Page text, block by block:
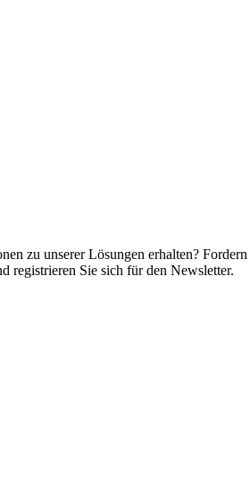
zu unserer Lösungen erhalten? Fordern
registrieren Sie sich für den Newsletter.